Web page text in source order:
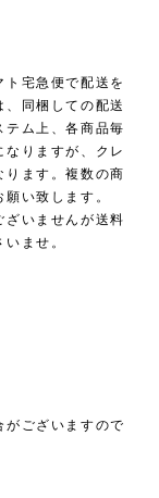
宅急便で配送を
同梱しての配送
テム上、各商品毎
りますが、クレ
ります。複数の商
い致します。
ざいませんが送料
ませ。
ございますので